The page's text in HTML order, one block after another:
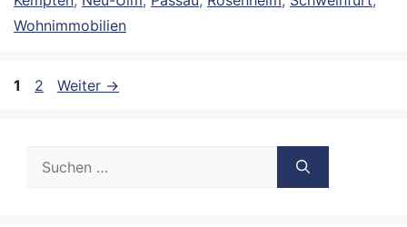
Wohnimmobilien
Seite
1 Seite
2 Weiter →
nach: